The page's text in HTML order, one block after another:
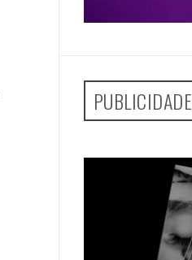
PUBLICIDADE